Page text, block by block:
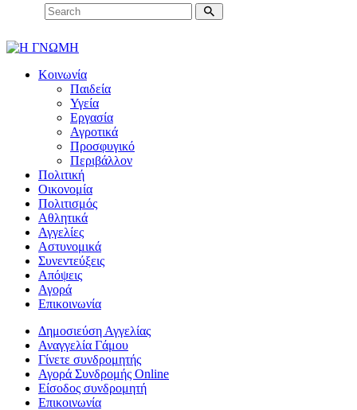
Κοινωνία
Παιδεία
Υγεία
Εργασία
Αγροτικά
Προσφυγικό
Περιβάλλον
Πολιτική
Οικονομία
Πολιτισμός
Αθλητικά
Αγγελίες
Αστυνομικά
Συνεντεύξεις
Απόψεις
Αγορά
Επικοινωνία
Δημοσιεύση Αγγελίας
Αναγγελία Γάμου
Γίνετε συνδρομητής
Αγορά Συνδρομής Online
Είσοδος συνδρομητή
Επικοινωνία